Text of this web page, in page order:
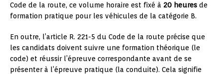
Code de la route, ce volume horaire est fixé à 20 heures de
formation pratique pour les véhicules de la catégorie B.
En outre, l’article R. 221-5 du Code de la route précise que
les candidats doivent suivre une formation théorique (le
code) et réussir l’épreuve correspondante avant de se
présenter à l’épreuve pratique (la conduite). Cela signifie